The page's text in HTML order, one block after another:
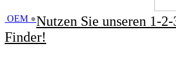
OEM ●Nutzen Sie unseren 1-
Finder!